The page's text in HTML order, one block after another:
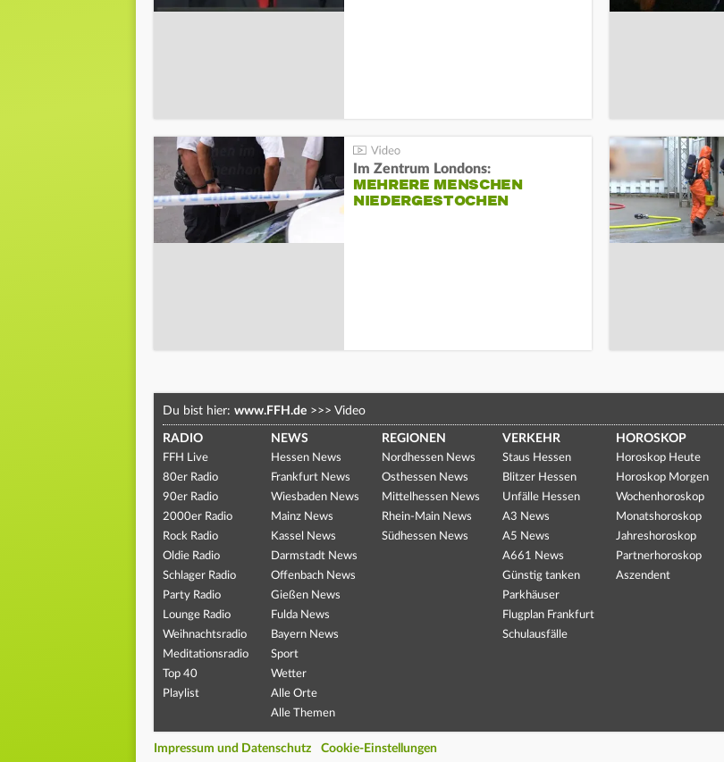
Im Zentrum Londons:
MEHRERE MENSCHEN
NIEDERGESTOCHEN
Du bist hier: www.FFH.de >>> Video
RADIO
FFH Live
80er Radio
90er Radio
2000er Radio
Rock Radio
Oldie Radio
Schlager Radio
Party Radio
Lounge Radio
Weihnachtsradio
Meditationsradio
Top 40
Playlist
NEWS
Hessen News
Frankfurt News
Wiesbaden News
Mainz News
Kassel News
Darmstadt News
Offenbach News
Gießen News
Fulda News
Bayern News
Sport
Wetter
Alle Orte
Alle Themen
REGIONEN
Nordhessen News
Osthessen News
Mittelhessen News
Rhein-Main News
Südhessen News
VERKEHR
Staus Hessen
Blitzer Hessen
Unfälle Hessen
A3 News
A5 News
A661 News
Günstig tanken
Parkhäuser
Flugplan Frankfurt
Schulausfälle
HOROSKOP
Horoskop Heute
Horoskop Morgen
Wochenhoroskop
Monatshoroskop
Jahreshoroskop
Partnerhoroskop
Aszendent
Impressum und Datenschutz Cookie-Einstellungen